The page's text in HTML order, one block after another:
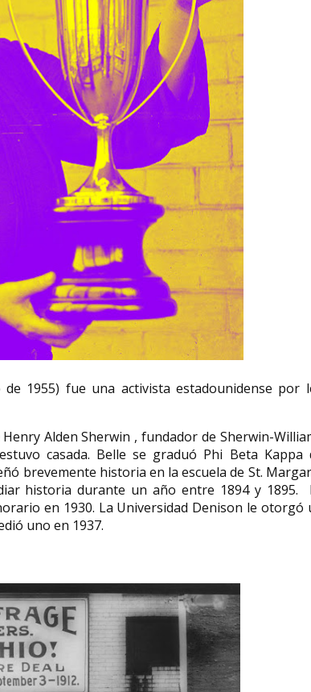
1955) fue una activista estadounidense por
Alden Sherwin , fundador de Sherwin-
casada. Belle se graduó Phi Beta Kappa
brevemente historia en la escuela de St.
historia durante un año entre 1894 y 1895.
en 1930. La Universidad Denison le otorgó
uno en 1937.
Angélique Kidjo cantante y
Angélique Kpasseloko Hinto
Hounsinou Kandjo Manta Zogbin
Kidjo (Ouidah; 14 de julio de 1960),...
Ana María Shua
abril de 1951) es una
argentina. Su